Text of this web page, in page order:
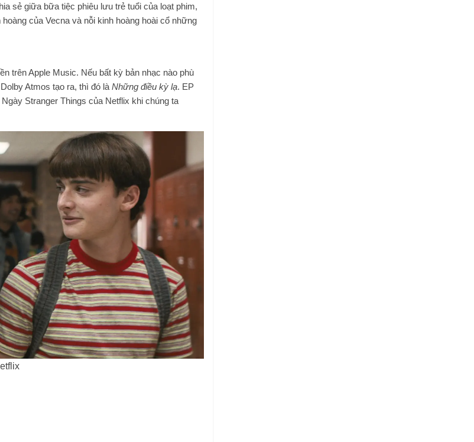
sẻ giữa bữa tiệc phiêu lưu trẻ tuổi của loạt phim,
của Vecna ​​và nỗi kinh hoàng hoài cổ những
trên Apple Music. Nếu bất kỳ bản nhạc nào phù
Atmos tạo ra, thì đó là Những điều kỳ lạ. EP
Stranger Things của Netflix khi chúng ta